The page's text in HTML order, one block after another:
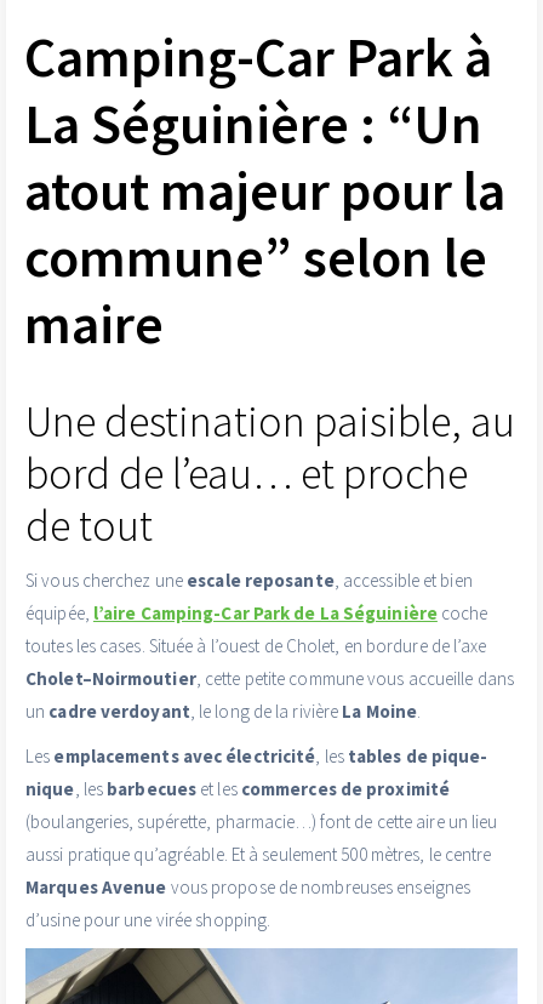
Camping-Car Park à
La Séguinière : “Un
atout majeur pour la
commune” selon le
maire
Une destination paisible, au
bord de l’eau… et proche
de tout
Si vous cherchez une escale reposante, accessible et bien
équipée, l’aire Camping-Car Park de La Séguinièrecoche
toutes les cases. Située à l’ouest de Cholet, en bordure de l’axe
Cholet–Noirmoutier, cette petite commune vous accueille dans
un cadre verdoyant, le long de la rivière La Moine.
Les emplacements avec électricité, les tables de pique-
nique, les barbecues et les commerces de proximité
(boulangeries, supérette, pharmacie…) font de cette aire un lieu
aussi pratique qu’agréable. Et à seulement 500 mètres, le centre
Marques Avenue vous propose de nombreuses enseignes
d’usine pour une virée shopping.